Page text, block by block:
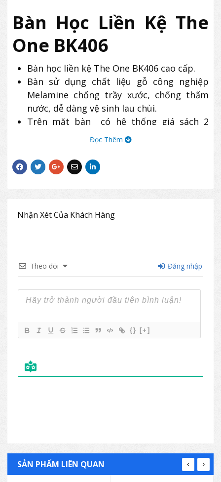
Bàn Học Liền Kệ The
One BK406
Bàn học liền kệ The One BK406 cao cấp.
Bàn sử dụng chất liệu gỗ công nghiệp
Melamine chống trầy xước, chống thấm
nước, dễ dàng vệ sinh lau chùi.
Trên mặt bàn có hệ thống giá sách 2
ngăn để tài liệu tiện dụng
dưới có khay bàn phím và kệ CPU cố định.
Sản phẩm bàn học BK406 thích hợp sử
dụng cho không gian làm việc, học tập tại
Đọc Thêm
Nhận Xét Của Khách Hàng
Theo dõi Đăng nhập
{} [+]
SẢN PHẨM LIÊN QUAN